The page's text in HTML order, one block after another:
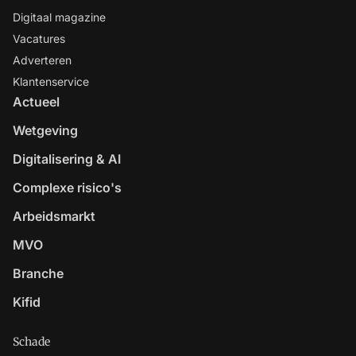
Digitaal magazine
Vacatures
Adverteren
Klantenservice
Actueel
Wetgeving
Digitalisering & AI
Complexe risico's
Arbeidsmarkt
MVO
Branche
Kifid
Schade